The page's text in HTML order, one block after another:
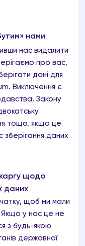
нас видалити
про вас,
дані для
Виключення є
Закону
тощо, якщо це
зберігання даних
нами
щоб ми мали
Якщо у нас це не
з будь-якою
державної
щодо
даних